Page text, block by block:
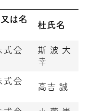
は名
杜氏名
式会
斯波大
幸
式会
高吉 誠